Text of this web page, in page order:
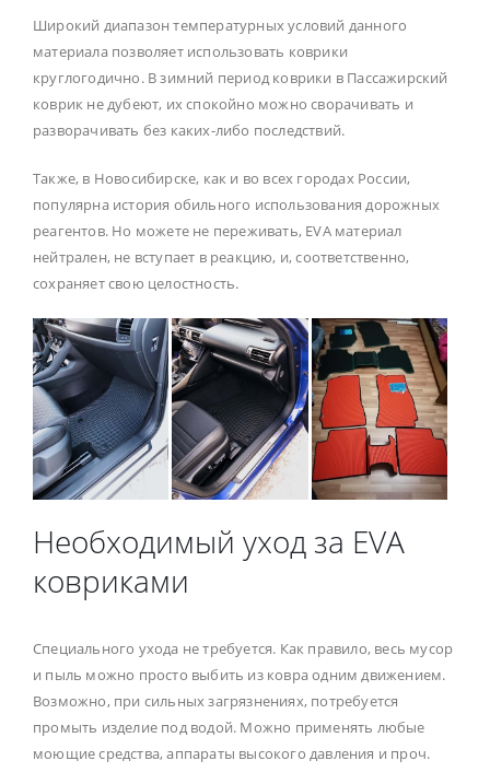
Широкий диапазон температурных условий данного
материала позволяет использовать коврики
круглогодично. В зимний период коврики в Пассажирский
коврик не дубеют, их спокойно можно сворачивать и
разворачивать без каких-либо последствий.
Также, в Новосибирске, как и во всех городах России,
популярна история обильного использования дорожных
реагентов. Но можете не переживать, EVA материал
нейтрален, не вступает в реакцию, и, соответственно,
сохраняет свою целостность.
Необходимый уход за EVA
ковриками
Специального ухода не требуется. Как правило, весь мусор
и пыль можно просто выбить из ковра одним движением.
Возможно, при сильных загрязнениях, потребуется
промыть изделие под водой. Можно применять любые
моющие средства, аппараты высокого давления и проч.